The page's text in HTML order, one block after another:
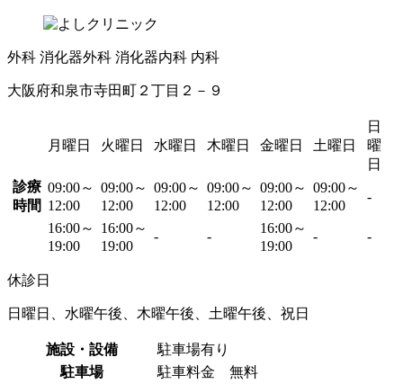
外科 消化器外科 消化器内科 内科
大阪府和泉市寺田町２丁目２－９
月曜日 火曜日 水曜日 木曜日 金曜日 土曜日
日
曜
日
診療
時間
09:00～
12:00
09:00～
12:00
09:00～
12:00
09:00～
12:00
09:00～
12:00
09:00～
12:00
-
16:00～
19:00
16:00～
19:00
- -
16:00～
19:00
- -
休診日
日曜日、水曜午後、木曜午後、土曜午後、祝日
施設・設備
駐車場有り
駐車場
駐車料金 無料